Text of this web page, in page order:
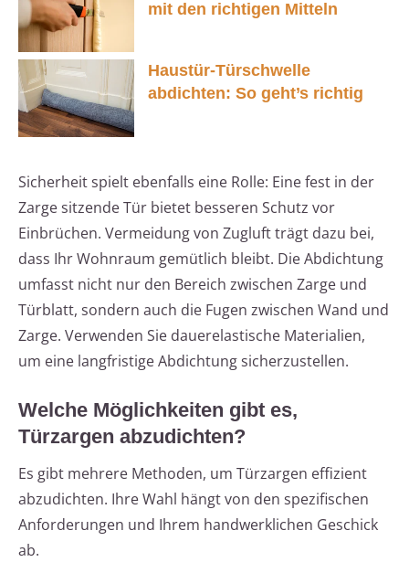
mit den richtigen Mitteln
Haustür-Türschwelle
abdichten: So geht’s richtig
Sicherheit spielt ebenfalls eine Rolle: Eine fest in der
Zarge sitzende Tür bietet besseren Schutz vor
Einbrüchen. Vermeidung von Zugluft trägt dazu bei,
dass Ihr Wohnraum gemütlich bleibt. Die Abdichtung
umfasst nicht nur den Bereich zwischen Zarge und
Türblatt, sondern auch die Fugen zwischen Wand und
Zarge. Verwenden Sie dauerelastische Materialien,
um eine langfristige Abdichtung sicherzustellen.
Welche Möglichkeiten gibt es,
Türzargen abzudichten?
Es gibt mehrere Methoden, um Türzargen effizient
abzudichten. Ihre Wahl hängt von den spezifischen
Anforderungen und Ihrem handwerklichen Geschick
ab.